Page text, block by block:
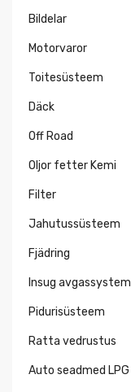
Bildelar
Motorvaror
Toitesüsteem
Däck
Off Road
Oljor fetter Kemi
Filter
Jahutussüsteem
Fjädring
Insug avgassystem
Pidurisüsteem
Ratta vedrustus
Auto seadmed LPG